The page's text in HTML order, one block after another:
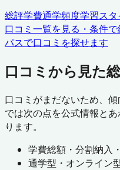
総評学費通学頻度学習ス
口コミ一覧を見る・条件
パスで口コミを探せます
口コミから見た
口コミがまだないため、
では次の点を公式情報と
ります。
学費総額・分割納入
通学型・オンライン